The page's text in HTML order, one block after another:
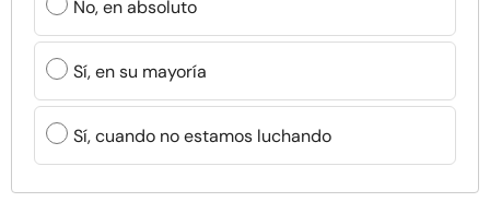
No, en absoluto
Sí, en su mayoría
Sí, cuando no estamos luchando